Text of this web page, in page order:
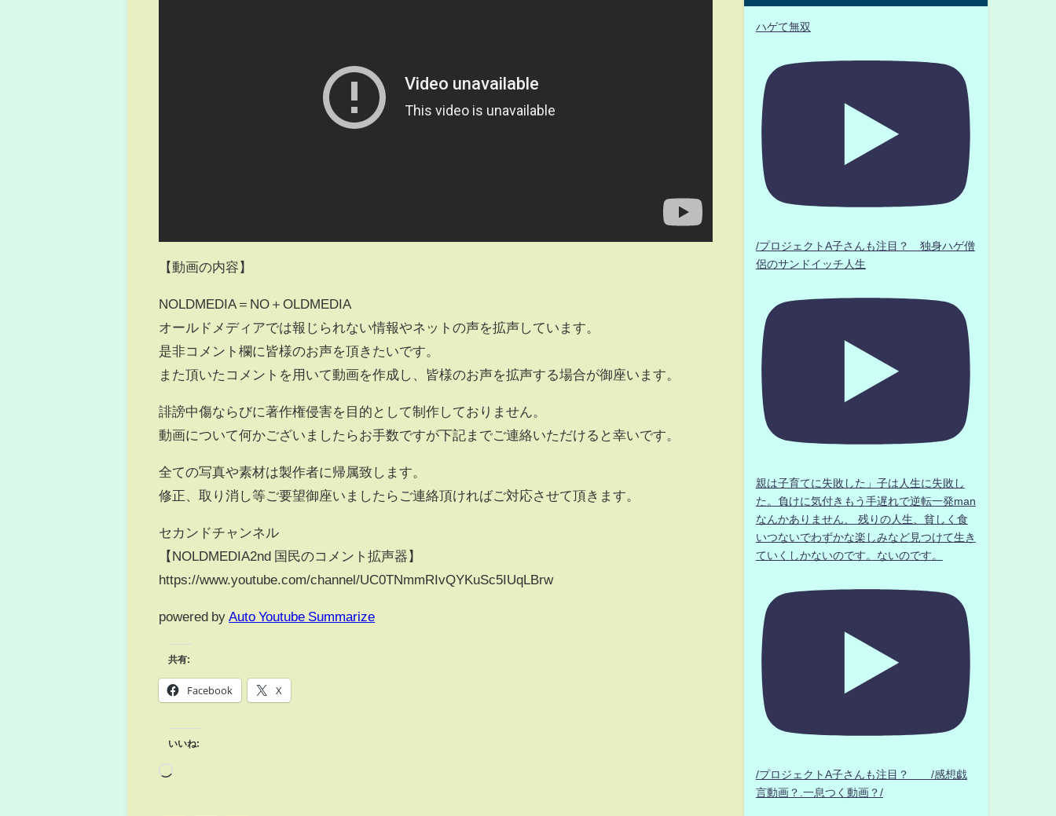
【動画の内容】
NOLDMEDIA＝NO＋OLDMEDIA
オールドメディアでは報じられない情報やネットの声を拡声しています。
是非コメント欄に皆様のお声を頂きたいです。
また頂いたコメントを用いて動画を作成し、皆様のお声を拡声する場合が御座います。
誹謗中傷ならびに著作権侵害を目的として制作しておりません。
動画について何かございましたらお手数ですが下記までご連絡いただけると幸いです。
全ての写真や素材は製作者に帰属致します。
修正、取り消し等ご要望御座いましたらご連絡頂ければご対応させて頂きます。
セカンドチャンネル
【NOLDMEDIA2nd 国民のコメント拡声器】
https://www.youtube.com/channel/UC0TNmmRIvQYKuSc5IUqLBrw
powered by Auto Youtube Summarize
共有:
Facebook X
いいね:
ハゲて無双
/プロジェクトA子さんも注目？ 独身ハゲ僧
侶のサンドイッチ人生
親は子育てに失敗した」子は人生に失敗し
た。負けに気付きもう手遅れで逆転一発man
なんかありません、 残りの人生、貧しく食
いつないでわずかな楽しみなど見つけて生き
ていくしかないのです。ないのです。
/プロジェクトA子さんも注目？ /感想戯
言動画？.一息つく動画？/